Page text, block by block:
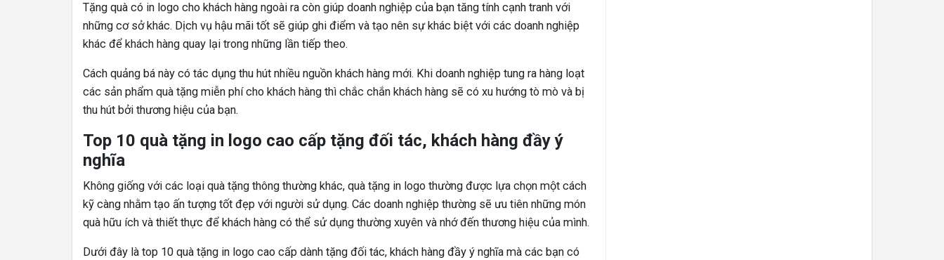
Tặng quà có in logo cho khách hàng ngoài ra còn giúp doanh nghiệp của bạn tăng tính cạnh tranh với
những cơ sở khác. Dịch vụ hậu mãi tốt sẽ giúp ghi điểm và tạo nên sự khác biệt với các doanh nghiệp
khác để khách hàng quay lại trong những lần tiếp theo.
Cách quảng bá này có tác dụng thu hút nhiều nguồn khách hàng mới. Khi doanh nghiệp tung ra hàng loạt
các sản phẩm quà tặng miễn phí cho khách hàng thì chắc chắn khách hàng sẽ có xu hướng tò mò và bị
thu hút bởi thương hiệu của bạn.
Top 10 quà tặng in logo cao cấp tặng đối tác, khách hàng đầy ý
nghĩa
Không giống với các loại quà tặng thông thường khác, quà tặng in logo thường được lựa chọn một cách
kỹ càng nhằm tạo ấn tượng tốt đẹp với người sử dụng. Các doanh nghiệp thường sẽ ưu tiên những món
quà hữu ích và thiết thực để khách hàng có thể sử dụng thường xuyên và nhớ đến thương hiệu của mình.
Dưới đây là top 10 quà tặng in logo cao cấp dành tặng đối tác, khách hàng đầy ý nghĩa mà các bạn có